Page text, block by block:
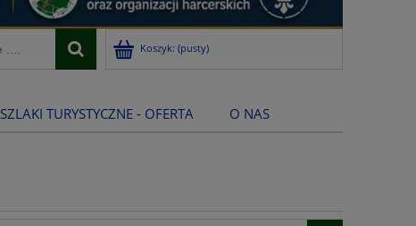
Koszyk: (pusty)
SZLAKI TURYSTYCZNE - OFERTA O NAS